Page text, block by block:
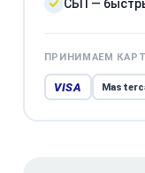
СБП —
ПРИНИМАЕМ
VISA